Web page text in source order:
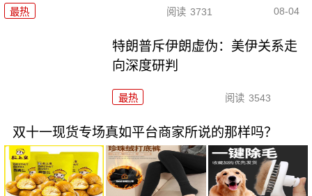
最热 阅读 3731 08-04
特朗普斥伊朗虚伪：美伊关系走
向深度研判
最热 阅读 3543
双十一现货专场真如平台商家所说的那样吗？